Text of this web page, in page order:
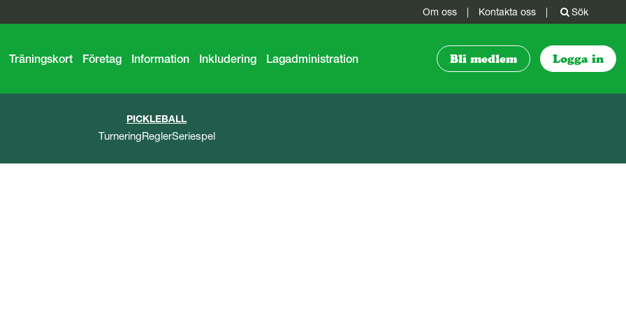
Om oss | Kontakta oss | Sök
Träningskort Företag Information Inkludering Lagadministration Bli medlem Logga in
PICKLEBALL
TurneringReglerSeriespel